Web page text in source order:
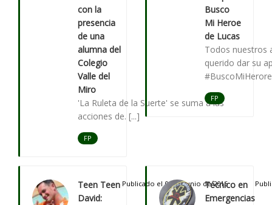
con la
presencia
de una
alumna del
Colegio
Valle del
Miro
'La Ruleta de la Suerte' se suma a las
acciones de. [...]
FP
Busco
Mi Heroe
de Lucas
Todos nuestros
querido dar su
FP
Teen Teen
David:
Publicado el 01 de Junio de 2016
Técnico en
Emergencias